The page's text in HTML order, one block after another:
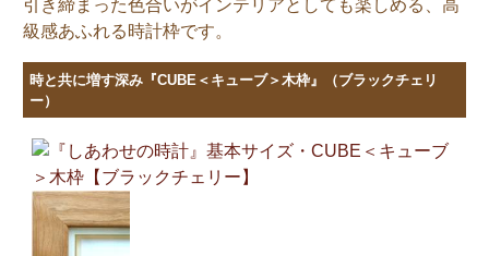
引き締まった色合いがインテリアとしても楽しめる、高
級感あふれる時計枠です。
時と共に増す深み『CUBE＜キューブ＞木枠』（ブラックチェリ
ー）